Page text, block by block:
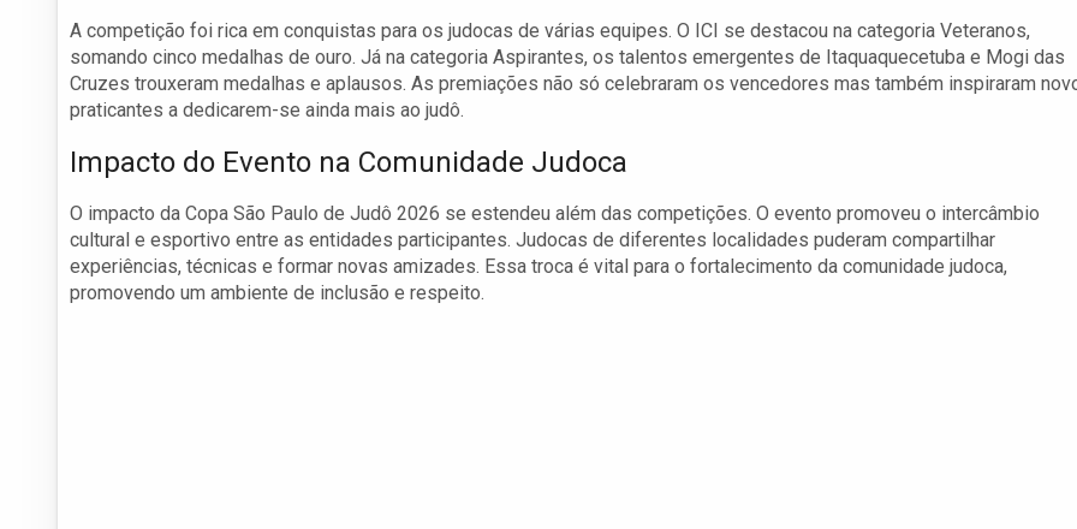
A competição foi rica em conquistas para os judocas de várias equipes. O ICI se destacou na categoria Veteranos,
somando cinco medalhas de ouro. Já na categoria Aspirantes, os talentos emergentes de Itaquaquecetuba e Mogi das
Cruzes trouxeram medalhas e aplausos. As premiações não só celebraram os vencedores mas também inspiraram
praticantes a dedicarem-se ainda mais ao judô.
Impacto do Evento na Comunidade Judoca
O impacto da Copa São Paulo de Judô 2026 se estendeu além das competições. O evento promoveu o intercâmbio
cultural e esportivo entre as entidades participantes. Judocas de diferentes localidades puderam compartilhar
experiências, técnicas e formar novas amizades. Essa troca é vital para o fortalecimento da comunidade judoca,
promovendo um ambiente de inclusão e respeito.